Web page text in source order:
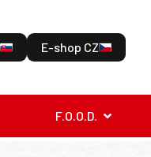
E-shop CZ
F.O.O.D.